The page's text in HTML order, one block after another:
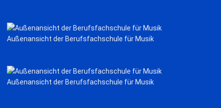
Außenansicht der Berufsfachschule für Musik
Außenansicht der Berufsfachschule für Musik